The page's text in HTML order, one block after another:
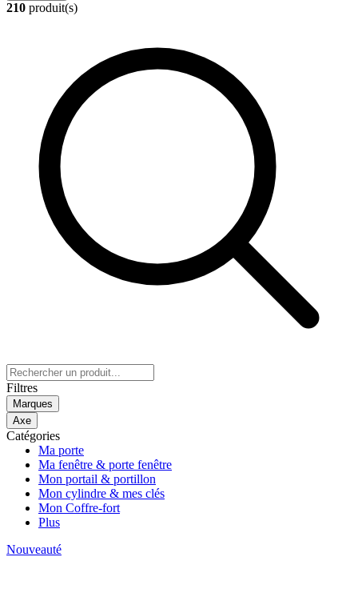
210 produit(s)
Filtres
Marques
Axe
Catégories
Ma porte
Ma fenêtre & porte fenêtre
Mon portail & portillon
Mon cylindre & mes clés
Mon Coffre-fort
Plus
Nouveauté